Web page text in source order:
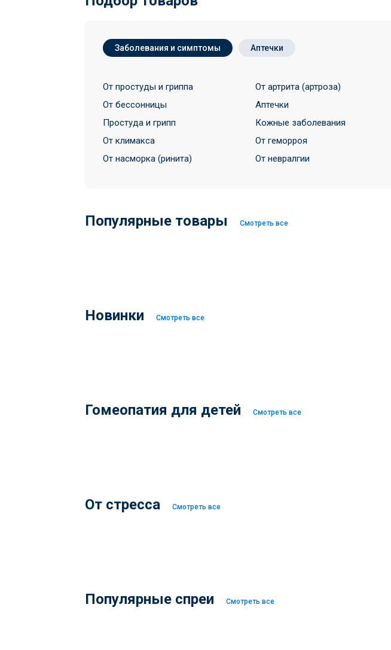
Заболевания и симптомы Аптечки
От простуды и гриппа От артрита (артроза)
От бессонницы
Аптечки
Простуда и грипп
Кожные заболевания
От климакса
От геморроя
От насморка (ринита)
От невралгии
Популярные товары Смотреть все
Новинки Смотреть все
Гомеопатия для детей Смотреть все
От стресса Смотреть все
Популярные спреи Смотреть все